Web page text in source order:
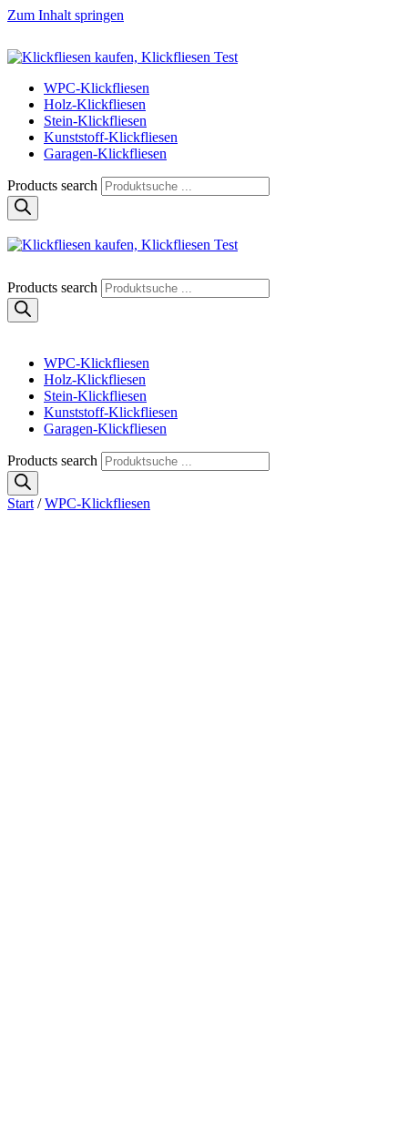
Zum Inhalt springen
Klickfliese | klick-klick-fertig
Klickfliesen online kaufen
WPC-Klickfliesen
Holz-Klickfliesen
Stein-Klickfliesen
Kunststoff-Klickfliesen
Garagen-Klickfliesen
Products search
Klickfliese | klick-klick-fertig
Klickfliesen online kaufen
Products search
WPC-Klickfliesen
Holz-Klickfliesen
Stein-Klickfliesen
Kunststoff-Klickfliesen
Garagen-Klickfliesen
Products search
Start /WPC-Klickfliesen